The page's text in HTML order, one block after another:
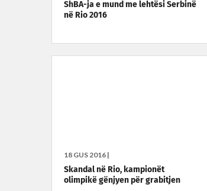
ShBA-ja e mund me lehtësi Serbinë
në Rio 2016
18 GUS 2016 |
Skandal në Rio, kampionët
olimpikë gënjyen për grabitjen